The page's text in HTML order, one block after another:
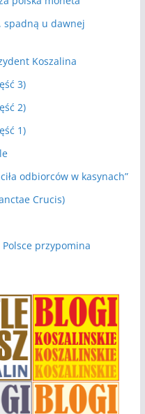
spadną u dawnej
Koszalina
3)
2)
1)
odbiorców w kasynach”
Crucis)
przypomina